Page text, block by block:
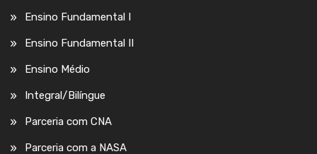
Ensino Fundamental I
Ensino Fundamental II
Ensino Médio
Integral/Bilíngue
Parceria com CNA
Parceria com a NASA